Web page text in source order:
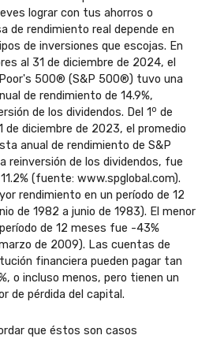
lograr con tus ahorros o
de rendimiento real depende en
de inversiones que escojas. En
al 31 de diciembre de 2024, el
500® (S&P 500®) tuvo una
de rendimiento de 14.9%,
de los dividendos. Del 1 o de
de diciembre de 2023, el promedio
anual de rendimiento de S&P
reinversión de los dividendos, fue
(fuente: www.spglobal.com).
rendimiento en un período de 12
de 1982 a junio de 1983). El menor
de 12 meses fue -43%
de 2009). Las cuentas de
financiera pueden pagar tan
o incluso menos, pero tienen un
de pérdida del capital.
que éstos son casos